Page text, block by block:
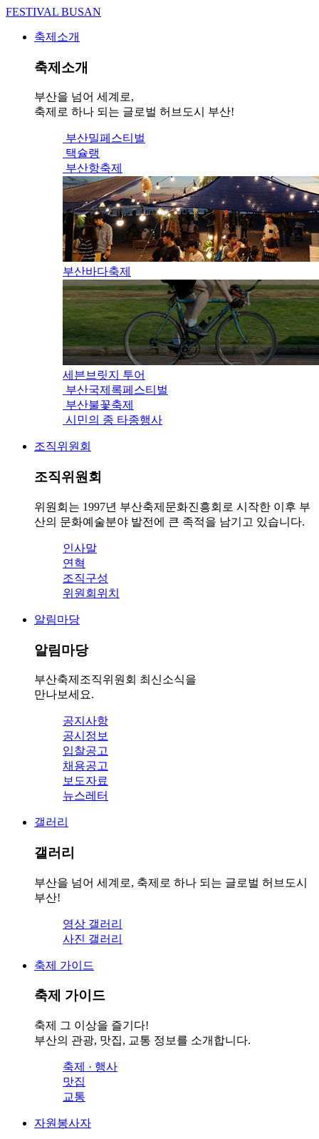
FESTIVAL BUSAN
축제소개
축제소개
부산을 넘어 세계로,
축제로 하나 되는 글로벌 허브도시 부산!
부산밀페스티벌
택슐랭
부산항축제
부산바다축제
세븐브릿지 투어
부산국제록페스티벌
부산불꽃축제
시민의 종 타종행사
조직위원회
조직위원회
위원회는 1997년 부산축제문화진흥회로 시작한 이후 부
산의 문화예술분야 발전에 큰 족적을 남기고 있습니다.
인사말
연혁
조직구성
위원회위치
알림마당
알림마당
부산축제조직위원회 최신소식을
만나보세요.
공지사항
공시정보
입찰공고
채용공고
보도자료
뉴스레터
갤러리
갤러리
부산을 넘어 세계로, 축제로 하나 되는 글로벌 허브도시
부산!
영상 갤러리
사진 갤러리
축제 가이드
축제 가이드
축제 그 이상을 즐기다!
부산의 관광, 맛집, 교통 정보를 소개합니다.
축제 · 행사
맛집
교통
자원봉사자